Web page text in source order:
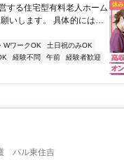
する住宅型有料老人ホーム
いします。 具体的には…
WワークOK
土日祝のみOK
経験不問 午前
経験者歓迎
パル東住吉